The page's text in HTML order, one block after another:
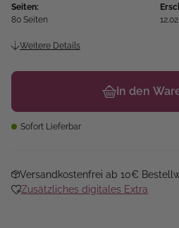
Seiten:
80 Seiten
Weitere Details
In den
Sofort Lieferbar
Versandkostenfrei ab 10€
Zusätzliches digitales Extra